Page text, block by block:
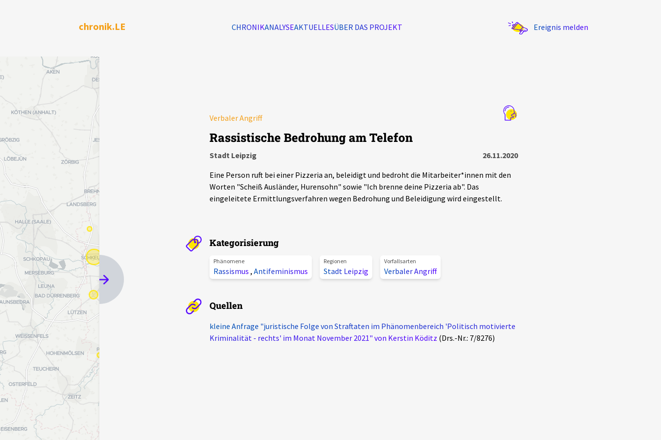
chronik.LE CHRONIKANALYSEAKTUELLESÜBER DAS PROJEKT Ereignis melden
Verbaler Angriff
Rassistische Bedrohung am Telefon
Stadt Leipzig
26.11.2020
Eine Person ruft bei einer Pizzeria an, beleidigt und bedroht die Mitarbeiter*innen mit den
Worten "Scheiß Ausländer, Hurensohn" sowie "Ich brenne deine Pizzeria ab". Das
eingeleitete Ermittlungsverfahren wegen Bedrohung und Beleidigung wird eingestellt.
Kategorisierung
Phänomene
Rassismus , Antifeminismus
Regionen
Stadt Leipzig
Vorfallsarten
Verbaler Angriff
Quellen
kleine Anfrage "juristische Folge von Straftaten im Phänomenbereich 'Politisch motivierte
Kriminalität - rechts' im Monat November 2021" von Kerstin Köditz (Drs.-Nr.: 7/8276)